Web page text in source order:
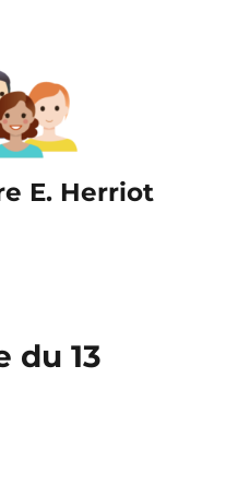
E. Herriot
du 13